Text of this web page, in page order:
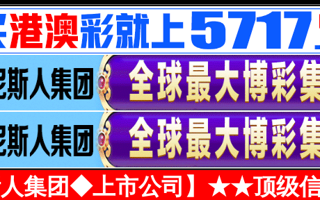
人集团◆上市公司】★★顶级